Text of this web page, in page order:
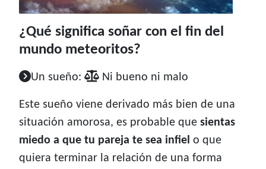
¿Qué significa soñar con el fin del
mundo meteoritos?
Un sueño: Ni bueno ni malo
Este sueño viene derivado más bien de una
situación amorosa, es probable que sientas
miedo a que tu pareja te sea infiel o que
quiera terminar la relación de una forma